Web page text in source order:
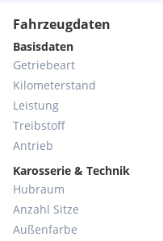
Fahrzeugdaten
Basisdaten
Getriebeart
Kilometerstand
Leistung
Treibstoff
Antrieb
Karosserie & Technik
Hubraum
Anzahl Sitze
Außenfarbe